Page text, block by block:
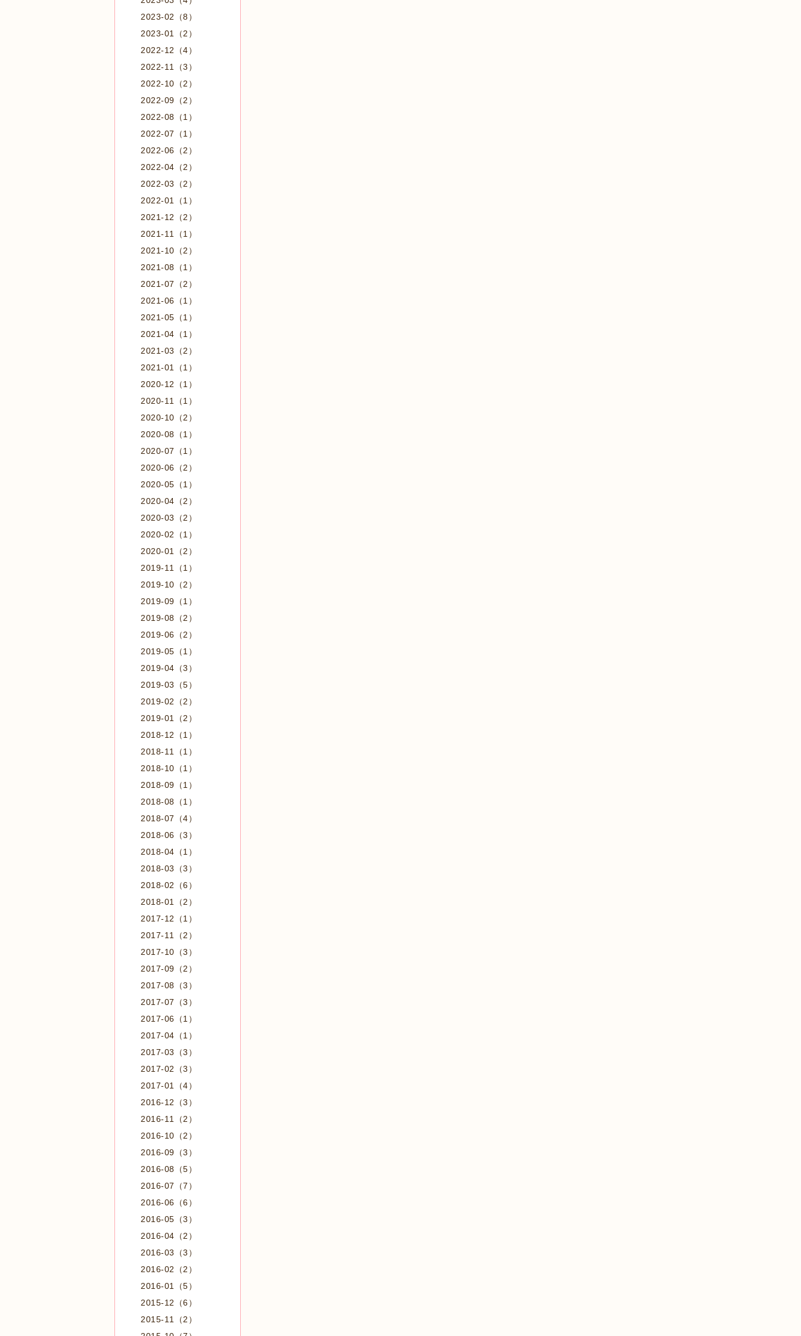
2023-02（8）
2023-01（2）
2022-12（4）
2022-11（3）
2022-10（2）
2022-09（2）
2022-08（1）
2022-07（1）
2022-06（2）
2022-04（2）
2022-03（2）
2022-01（1）
2021-12（2）
2021-11（1）
2021-10（2）
2021-08（1）
2021-07（2）
2021-06（1）
2021-05（1）
2021-04（1）
2021-03（2）
2021-01（1）
2020-12（1）
2020-11（1）
2020-10（2）
2020-08（1）
2020-07（1）
2020-06（2）
2020-05（1）
2020-04（2）
2020-03（2）
2020-02（1）
2020-01（2）
2019-11（1）
2019-10（2）
2019-09（1）
2019-08（2）
2019-06（2）
2019-05（1）
2019-04（3）
2019-03（5）
2019-02（2）
2019-01（2）
2018-12（1）
2018-11（1）
2018-10（1）
2018-09（1）
2018-08（1）
2018-07（4）
2018-06（3）
2018-04（1）
2018-03（3）
2018-02（6）
2018-01（2）
2017-12（1）
2017-11（2）
2017-10（3）
2017-09（2）
2017-08（3）
2017-07（3）
2017-06（1）
2017-04（1）
2017-03（3）
2017-02（3）
2017-01（4）
2016-12（3）
2016-11（2）
2016-10（2）
2016-09（3）
2016-08（5）
2016-07（7）
2016-06（6）
2016-05（3）
2016-04（2）
2016-03（3）
2016-02（2）
2016-01（5）
2015-12（6）
2015-11（2）